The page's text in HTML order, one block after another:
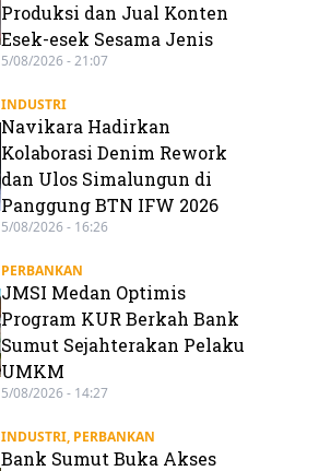
Produksi dan Jual Konten
Esek-esek Sesama Jenis
5/08/2026 - 21:07
INDUSTRI
Navikara Hadirkan
Kolaborasi Denim Rework
dan Ulos Simalungun di
Panggung BTN IFW 2026
5/08/2026 - 16:26
PERBANKAN
JMSI Medan Optimis
Program KUR Berkah Bank
Sumut Sejahterakan Pelaku
UMKM
5/08/2026 - 14:27
INDUSTRI, PERBANKAN
Bank Sumut Buka Akses